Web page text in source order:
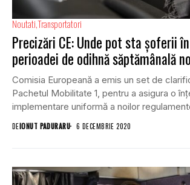
NoutatiTransportatori
Precizări CE: Unde pot sta șoferii
perioadei de odihnă săptămânală
Comisia Europeană a emis un set de
Pachetul Mobilitate 1, pentru a asigura o
implementare uniformă a noilor
DEIONUT PADURARU 6 DECEMBRIE 2020